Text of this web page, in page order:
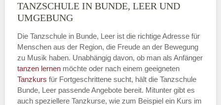
TANZSCHULE IN BUNDE, LEER UND
UMGEBUNG
Die Tanzschule in Bunde, Leer ist die richtige Adresse für
Menschen aus der Region, die Freude an der Bewegung
zu Musik haben. Unabhängig davon, ob man als Anfänger
tanzen lernen möchte oder nach einem geeigneten
Tanzkurs für Fortgeschrittene sucht, hält die Tanzschule
Bunde, Leer passende Angebote bereit. Mitunter gibt es
auch speziellere Tanzkurse, wie zum Beispiel ein Kurs im